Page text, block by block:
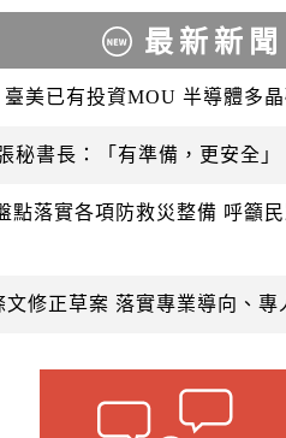
最新新聞
美已有投資MOU 半導體多
秘書長：「有準備，更安全
點落實各項防救災整備 呼籲
修正草案 落實專業導向、專